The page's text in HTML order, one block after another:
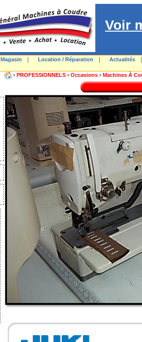
Voir
Magasin Location / Réparation Actualités
› PROFESSIONNELS › Occasions › Machines À